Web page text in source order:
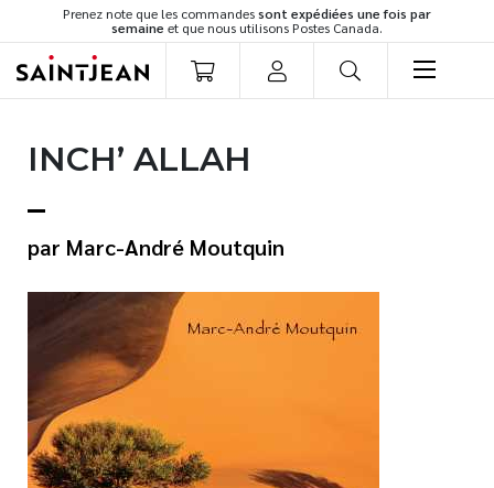
Prenez note que les commandessont expédiées une fois par
semaine et que nous utilisons Postes Canada.
Romans
Développement personnel
Littérature jeunesse
Spiritualité
Culture générale
Témoignages
Vie pratique
Finances
INCH’ ALLAH
Marc-André Moutquin